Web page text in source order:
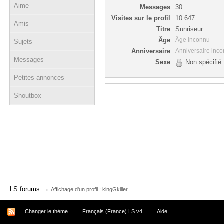
Aime
Amis
Sujets
Messages
Petites annonces
Shoutbox
Messages
30
Visites sur le profil
10 647
Titre
Sunriseur
Âge
Âge inconnu
Anniversaire Anniversaire
Sexe Non spécifié
LS forums → Affichage d'un profil : kingGkiller
Changer le thème Français (France) LS v4 Aide